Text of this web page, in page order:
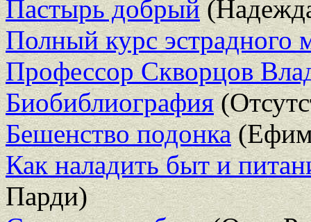
Пастырь добрый
Полный курс эстрадного
Профессор Скворцов
Биобиблиография
Бешенство подонка(Ефим
Как наладить быт и
Парди)